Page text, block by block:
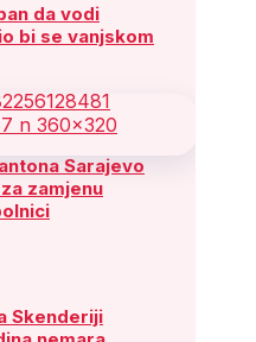
da vodi
bi se vanjskom
Sarajevo
zamjenu
Skenderiji